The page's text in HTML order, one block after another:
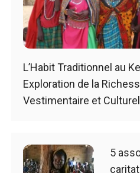
L’Habit Traditionnel au
Exploration de la
Vestimentaire et
5